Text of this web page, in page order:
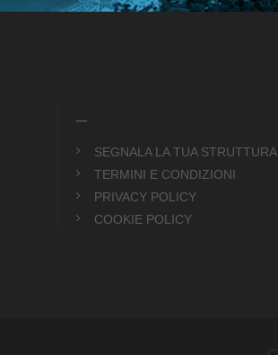
SEGNALA LA TUA STRUTTURA
TERMINI E CONDIZIONI
PRIVACY POLICY
COOKIE POLICY